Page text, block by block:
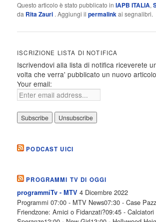
Questo articolo è stato pubblicato inIAPB ITALIA,
da Rita Zauri . Aggiungi ilpermalinkai segnalibri.
ISCRIZIONE LISTA DI NOTIFICA
Iscrivendovi alla lista di notifica riceverete
volta che verra' pubblicato un nuovo
Your email:
PODCAST UICI
PROGRAMMI TV DI OGGI
programmiTv - MTV 4 Dicembre 2022
Programmi 07:00 - MTV News07:30 - Case
Friendzone: Amici o Fidanzati?09:45 - Calciatori